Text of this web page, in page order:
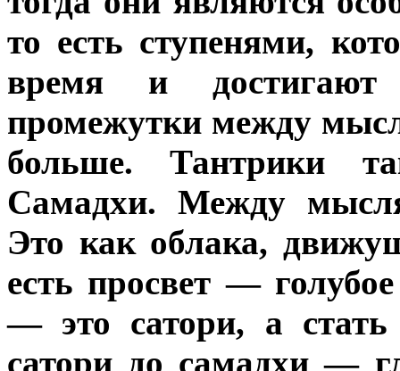
то есть ступенями,
время и достигают
промежутки между
больше. Тантрики
Самадхи. Между
Это как облака,
есть просвет —
— это сатори, а
сатори до самадхи —